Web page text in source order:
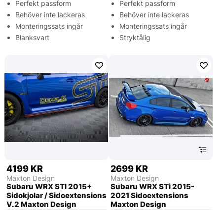
Perfekt passform
Behöver inte lackeras
Monteringssats ingår
Blanksvart
Perfekt passform
Behöver inte lackeras
Monteringssats ingår
Stryktålig
4199 KR
Maxton Design
Subaru WRX STI 2015+
Sidokjolar / Sidoextensions
V.2 Maxton Design
2699 KR
Maxton Design
Subaru WRX STi 2015-
2021 Sidoextensions
Maxton Design